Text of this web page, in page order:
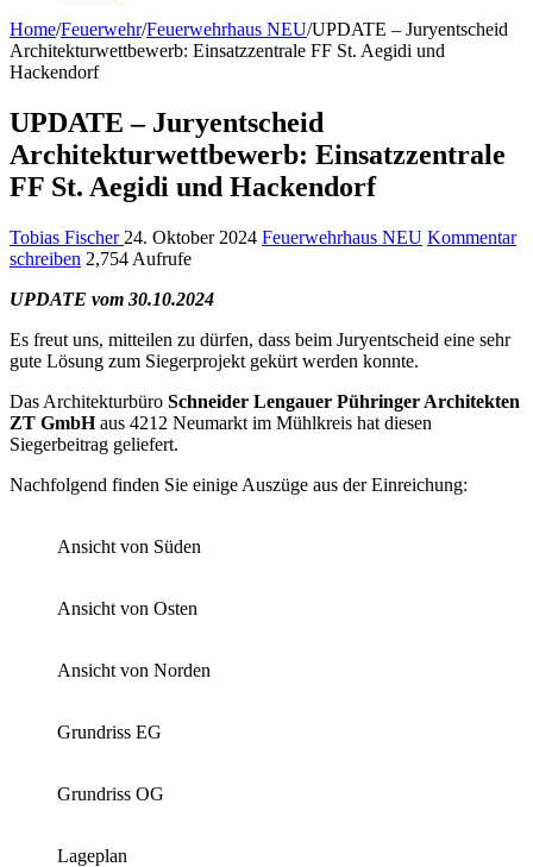
Home/Feuerwehr/Feuerwehrhaus NEU/UPDATE – Juryentscheid
Architekturwettbewerb: Einsatzzentrale FF St. Aegidi und
Hackendorf
UPDATE – Juryentscheid
Architekturwettbewerb: Einsatzzentrale
FF St. Aegidi und Hackendorf
Tobias Fischer 24. Oktober 2024 Feuerwehrhaus NEU Kommentar
schreiben 2,754 Aufrufe
UPDATE vom 30.10.2024
Es freut uns, mitteilen zu dürfen, dass beim Juryentscheid eine sehr
gute Lösung zum Siegerprojekt gekürt werden konnte.
Das Architekturbüro Schneider Lengauer Pühringer Architekten
ZT GmbHaus 4212 Neumarkt im Mühlkreis hat diesen
Siegerbeitrag geliefert.
Nachfolgend finden Sie einige Auszüge aus der Einreichung:
Ansicht von Süden
Ansicht von Osten
Ansicht von Norden
Grundriss EG
Grundriss OG
Lageplan